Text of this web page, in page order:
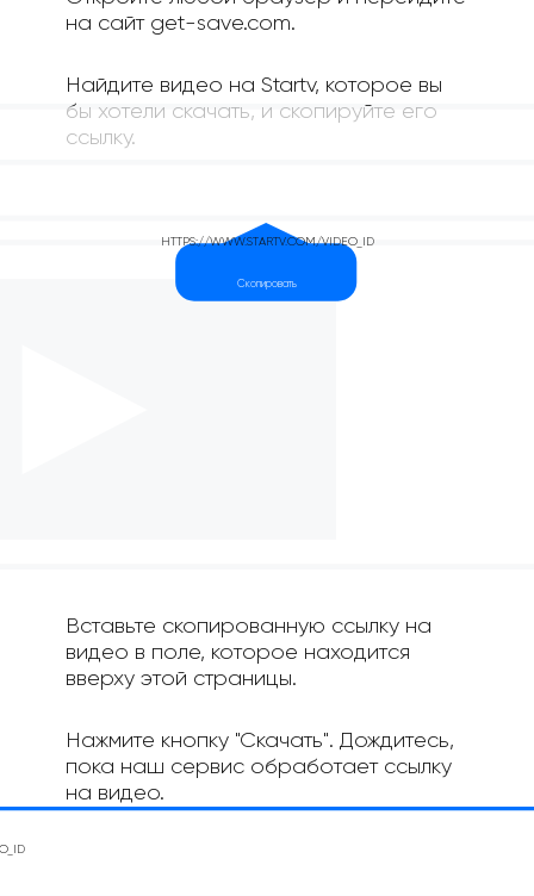
на сайт get-save.com.
Найдите видео на Startv, которое вы
бы хотели скачать, и скопируйте его
ссылку.
Вставьте скопированную ссылку на
видео в поле, которое находится
вверху этой страницы.
Нажмите кнопку "Скачать". Дождитесь,
пока наш сервис обработает ссылку
на видео.